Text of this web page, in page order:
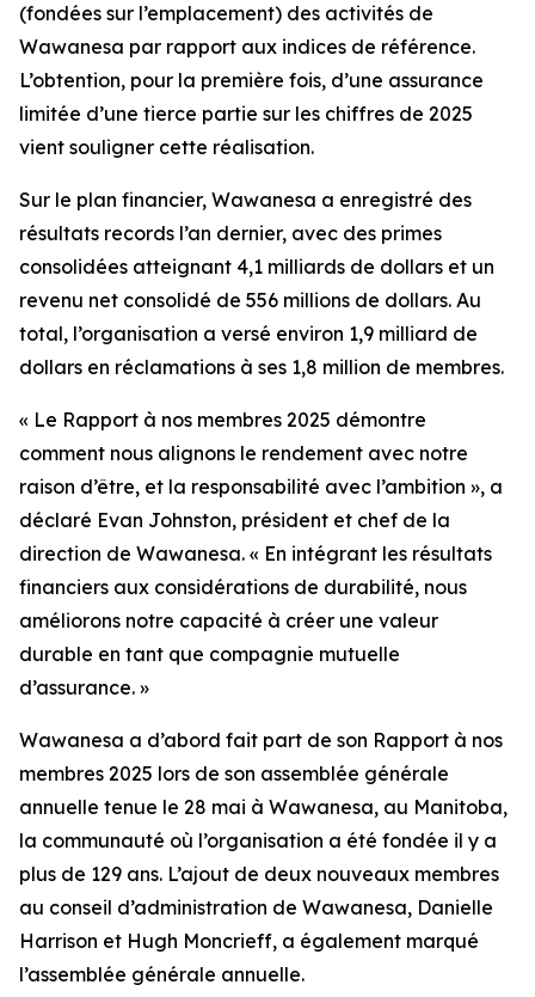
(fondées sur l’emplacement) des activités de
Wawanesa par rapport aux indices de référence.
L’obtention, pour la première fois, d’une assurance
limitée d’une tierce partie sur les chiffres de 2025
vient souligner cette réalisation.
Sur le plan financier, Wawanesa a enregistré des
résultats records l’an dernier, avec des primes
consolidées atteignant 4,1 milliards de dollars et un
revenu net consolidé de 556 millions de dollars. Au
total, l’organisation a versé environ 1,9 milliard de
dollars en réclamations à ses 1,8 million de membres.
« Le Rapport à nos membres 2025 démontre
comment nous alignons le rendement avec notre
raison d’être, et la responsabilité avec l’ambition », a
déclaré Evan Johnston, président et chef de la
direction de Wawanesa. « En intégrant les résultats
financiers aux considérations de durabilité, nous
améliorons notre capacité à créer une valeur
durable en tant que compagnie mutuelle
d’assurance. »
Wawanesa a d’abord fait part de son Rapport à nos
membres 2025 lors de son assemblée générale
annuelle tenue le 28 mai à Wawanesa, au Manitoba,
la communauté où l’organisation a été fondée il y a
plus de 129 ans. L’ajout de deux nouveaux membres
au conseil d’administration de Wawanesa, Danielle
Harrison et Hugh Moncrieff, a également marqué
l’assemblée générale annuelle.